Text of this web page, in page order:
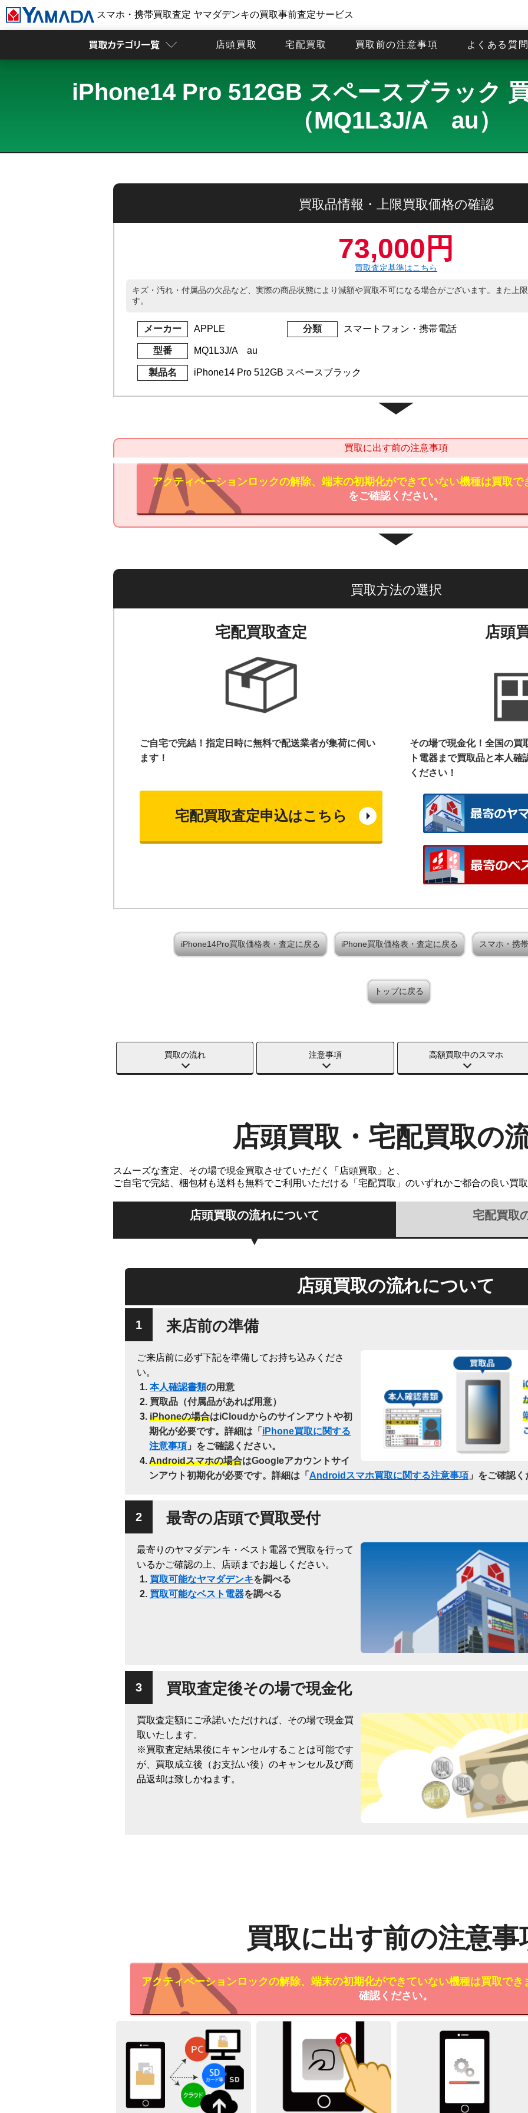
スマホ・携帯買取査定 ヤマダデンキの買取事前査定サービス
店頭買取 宅配買取 買取前の注意事項 よくある質
iPhone14 Pro 512GB スペースブラック
（MQ1L3J/A au）
買取品情報・上限買取価格の確認
73,000円
買取査定基準はこちら
キズ・汚れ・付属品の欠品など、実際の商品状態により減額や買取不可になる場合がございます。また上
す。
メーカー APPLE 分類 スマートフォン・携帯電話
型番 MQ1L3J/A au
製品名 iPhone14 Pro 512GB スペースブラック
買取に出す前の注意事項
アクティベーションロックの解除、端末の初期化ができていない機種は買取で
をご確認ください。
買取方法の選択
宅配買取査定
ご自宅で完結！指定日時に無料で配送業者が集荷に伺い
ます！
宅配買取査定申込はこちら
店頭
その場で現金化！全国の買
ト電器まで買取品と本人確
ください！
iPhone14Pro買取価格表・査定に戻る iPhone買取価格表・査定に戻る スマホ・携
トップに戻る
買取の流れ 注意事項 高額買取中のスマホ
店頭買取・宅配買取の
スムーズな査定、その場で現金買取させていただく「店頭買取」と、
ご自宅で完結、梱包材も送料も無料でご利用いただける「宅配買取」のいずれかご都合の良い買
店頭買取の流れについて 宅配買取
店頭買取の流れについて
来店前の準備
ご来店前に必ず下記を準備してお持ち込みくださ
い。
本人確認書類の用意
買取品（付属品があれば用意）
iPhoneの場合はiCloudからのサインアウトや初
期化が必要です。詳細は「 iPhone買取に関する
注意事項 」をご確認ください。
Androidスマホの場合はGoogleアカウントサイ
ンアウト初期化が必要です。詳細は「 Androidスマホ買取に関する注意事項 」をご確認
最寄の店頭で買取受付
最寄りのヤマダデンキ・ベスト電器で買取を行って
いるかご確認の上、店頭までお越しください。
買取可能なヤマダデンキを調べる
買取可能なベスト電器を調べる
買取査定後その場で現金化
買取査定額にご承諾いただければ、その場で現金買
取いたします。
※買取査定結果後にキャンセルすることは可能です
が、買取成立後（お支払い後）のキャンセル及び商
品返却は致しかねます。
買取に出す前の注意事
アクティベーションロックの解除、端末の初期化ができていない機種は買取でき
確認ください。